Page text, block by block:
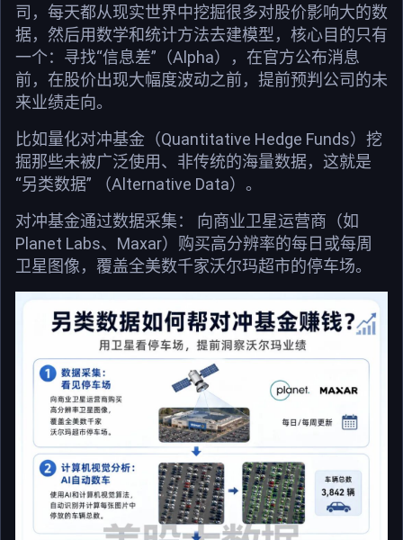
司，每天都从现实世界中挖掘很多对股价影响大的数
据，然后用数学和统计方法去建模型，核心目的只有
一个：寻找“信息差”（Alpha），在官方公布消息
前，在股价出现大幅度波动之前，提前预判公司的未
来业绩走向。
比如量化对冲基金（Quantitative Hedge Funds）挖
掘那些未被广泛使用、非传统的海量数据，这就是
“另类数据” （Alternative Data）。
对冲基金通过数据采集： 向商业卫星运营商（如
Planet Labs、Maxar）购买高分辨率的每日或每周
卫星图像，覆盖全美数千家沃尔玛超市的停车场。